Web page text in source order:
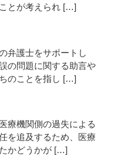
とが考えられ […]
弁護士をサポートし
の問題に関する助言や
のことを指し […]
療機関側の過失による
を追及するため、医療
かどうかが […]